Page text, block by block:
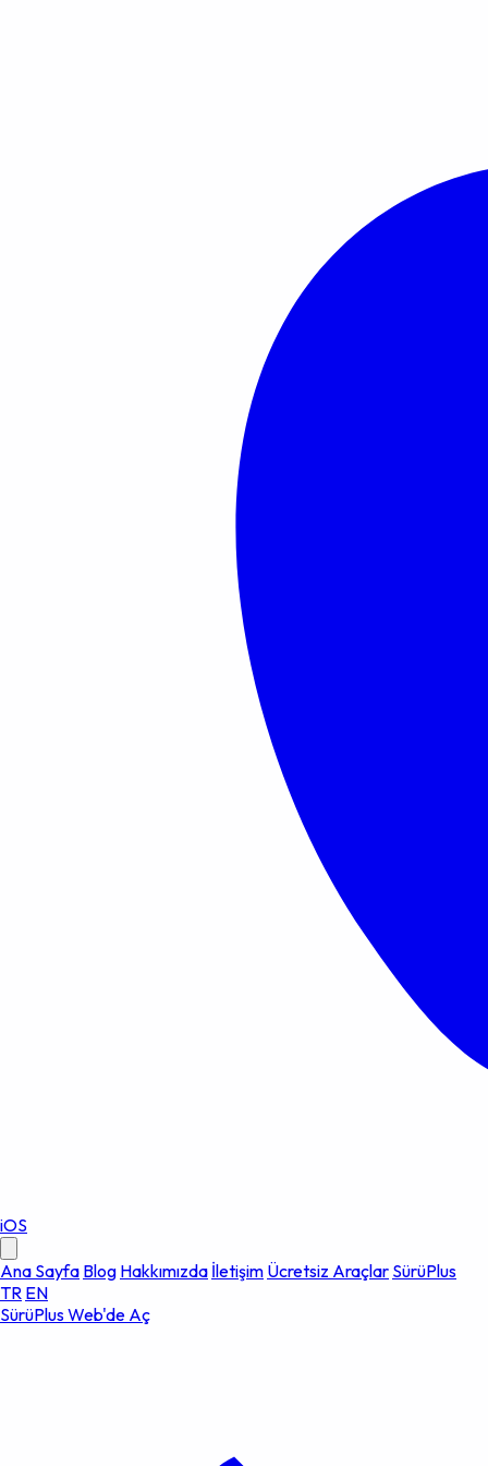
iOS
Ana Sayfa
Blog Hakkımızda İletişim Ücretsiz Araçlar
SürüPlus
TREN
SürüPlus Web'de Aç